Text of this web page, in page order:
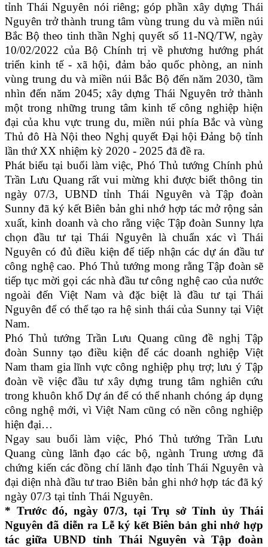
tỉnh Thái Nguyên nói riêng; góp phần xây dựng Thái
Nguyên trở thành trung tâm vùng trung du và miền núi
Bắc Bộ theo tinh thần Nghị quyết số 11-NQ/TW, ngày
10/02/2022 của Bộ Chính trị về phương hướng phát
triển kinh tế - xã hội, đảm bảo quốc phòng, an ninh
vùng trung du và miền núi Bắc Bộ đến năm 2030, tầm
nhìn đến năm 2045; xây dựng Thái Nguyên trở thành
một trong những trung tâm kinh tế công nghiệp hiện
đại của khu vực trung du, miền núi phía Bắc và vùng
Thủ đô Hà Nội theo Nghị quyết Đại hội Đảng bộ tỉnh
lần thứ XX nhiệm kỳ 2020 - 2025 đã đề ra.
Phát biểu tại buổi làm việc, Phó Thủ tướng Chính phủ
Trần Lưu Quang rất vui mừng khi được biết thông tin
ngày 07/3, UBND tỉnh Thái Nguyên và Tập đoàn
Sunny đã ký kết Biên bản ghi nhớ hợp tác mở rộng sản
xuất, kinh doanh và cho rằng việc Tập đoàn Sunny lựa
chọn đầu tư tại Thái Nguyên là chuẩn xác vì Thái
Nguyên có đủ điều kiện để tiếp nhận các dự án đầu tư
công nghệ cao. Phó Thủ tướng mong rằng Tập đoàn sẽ
tiếp tục mời gọi các nhà đầu tư công nghệ cao của nước
ngoài đến Việt Nam và đặc biệt là đầu tư tại Thái
Nguyên để có thể tạo ra hệ sinh thái của Sunny tại Việt
Nam.
Phó Thủ tướng Trần Lưu Quang cũng đề nghị Tập
đoàn Sunny tạo điều kiện để các doanh nghiệp Việt
Nam tham gia lĩnh vực công nghiệp phụ trợ; lưu ý Tập
đoàn về việc đầu tư xây dựng trung tâm nghiên cứu
trong khuôn khổ Dự án để có thể nhanh chóng áp dụng
công nghệ mới, vì Việt Nam cũng có nền công nghiệp
hiện đại…
Ngay sau buổi làm việc, Phó Thủ tướng Trần Lưu
Quang cùng lãnh đạo các bộ, ngành Trung ương đã
chứng kiến các đồng chí lãnh đạo tỉnh Thái Nguyên và
đại diện nhà đầu tư trao Biên bản ghi nhớ hợp tác đã ký
ngày 07/3 tại tỉnh Thái Nguyên.
* Trước đó, ngày 07/3, tại Trụ sở Tỉnh ủy Thái
Nguyên đã diễn ra Lễ ký kết Biên bản ghi nhớ hợp
tác giữa UBND tỉnh Thái Nguyên và Tập đoàn